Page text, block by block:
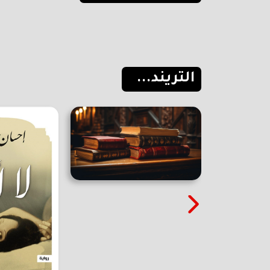
التريند...